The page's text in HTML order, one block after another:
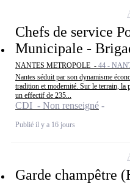
Chefs de service
Municipale -
NANTES METROPOLE - 44 -
Nantes séduit par son dynamisme
tradition et modernité. Sur le terrain, la
un effectif de 235...
CDI - Non renseigné
Publié il y a 16 jours
Garde champêtre